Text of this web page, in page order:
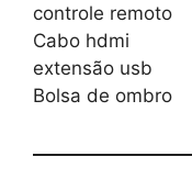
controle remoto
Cabo hdmi
extensão usb
Bolsa de ombro